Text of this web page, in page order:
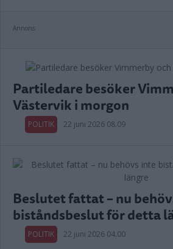
Annons:
Partiledare besöker
Västervik i morgon
POLITIK 22 juni 2026 08.09
Beslutet fattat – nu
biståndsbeslut för detta
POLITIK 22 juni 2026 04.00